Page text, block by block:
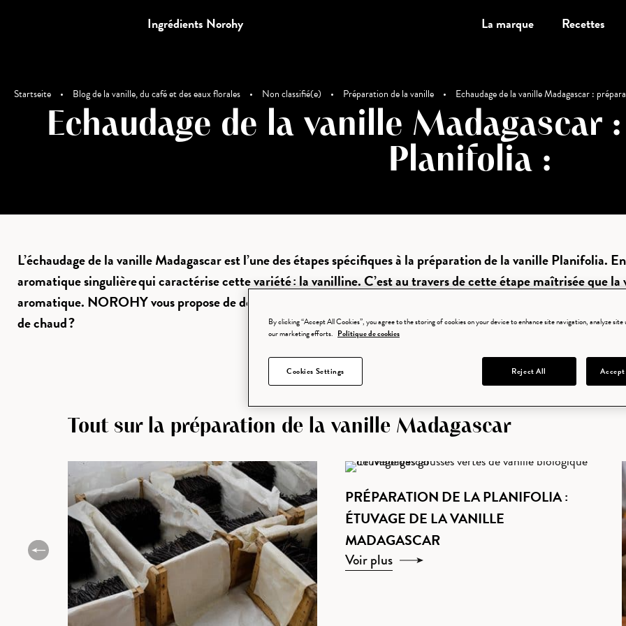
Ingrédients Norohy La marque Recettes
Startseite • Blog de la vanille, du café et des eaux florales • Non classifié(e) • Préparation de la vanille • Echaudage de la vanille Madagascar :
Echaudage de la vanille Madagascar
Planifolia :
L’échaudage de la vanille Madagascar est l’une des étapes spécifiques à la préparation de la vanille Planifolia.
aromatique singulière qui caractérise cette variété : la vanilline. C’est au travers de cette étape maîtrisée que
aromatique. NOROHY vous propose de découvrir le métier de préparateur de vanille au cours de cette étape
de chaud ?
Tout sur la préparation de la vanille Madagascar
PRÉPARATION DE LA PLANIFOLIA :
ÉTUVAGE DE LA VANILLE
MADAGASCAR
Voir plus
By clicking “Accept All Cookies”, you agree to the storing of cookies on your device to enhance site navigation, analyze site
our marketing efforts. Politique de cookies
Cookies Settings Reject All